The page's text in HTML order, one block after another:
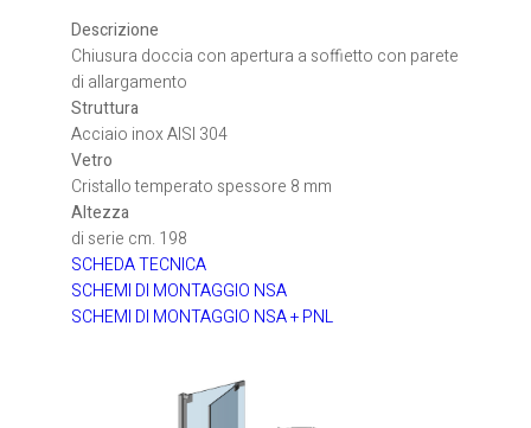
Descrizione
Chiusura doccia con apertura a soffietto con parete
di allargamento
Struttura
Acciaio inox AISI 304
Vetro
Cristallo temperato spessore 8 mm
Altezza
di serie cm. 198
SCHEDA TECNICA
SCHEMI DI MONTAGGIO NSA
SCHEMI DI MONTAGGIO NSA + PNL